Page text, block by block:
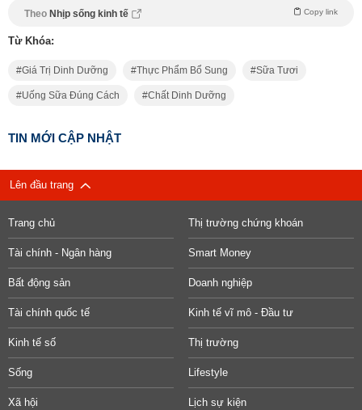
Theo Nhịp sống kinh tế Copy link
Từ Khóa:
Giá Trị Dinh Dưỡng Thực Phẩm Bổ Sung Sữa Tươi
Uống Sữa Đúng Cách Chất Dinh Dưỡng
TIN MỚI CẬP NHẬT
Lên đầu trang
Trang chủ Thị trường chứng khoán
Tài chính - Ngân hàng Smart Money
Bất động sản Doanh nghiệp
Tài chính quốc tế Kinh tế vĩ mô - Đầu tư
Kinh tế số Thị trường
Sống Lifestyle
Xã hội Lịch sự kiện